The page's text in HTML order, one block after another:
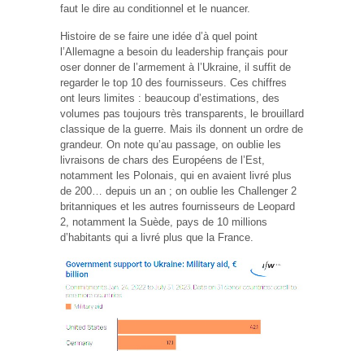
faut le dire au conditionnel et le nuancer.
Histoire de se faire une idée d’à quel point
l’Allemagne a besoin du leadership français pour
oser donner de l’armement à l’Ukraine, il suffit de
regarder le top 10 des fournisseurs. Ces chiffres
ont leurs limites : beaucoup d’estimations, des
volumes pas toujours très transparents, le brouillard
classique de la guerre. Mais ils donnent un ordre de
grandeur. On note qu’au passage, on oublie les
livraisons de chars des Européens de l’Est,
notamment les Polonais, qui en avaient livré plus
de 200… depuis un an ; on oublie les Challenger 2
britanniques et les autres fournisseurs de Leopard
2, notamment la Suède, pays de 10 millions
d’habitants qui a livré plus que la France.